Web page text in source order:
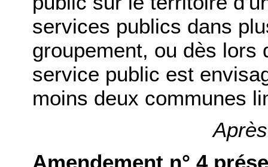
services publics dans
groupement, ou dès lors
service public est
moins deux communes
Amendement n° 4